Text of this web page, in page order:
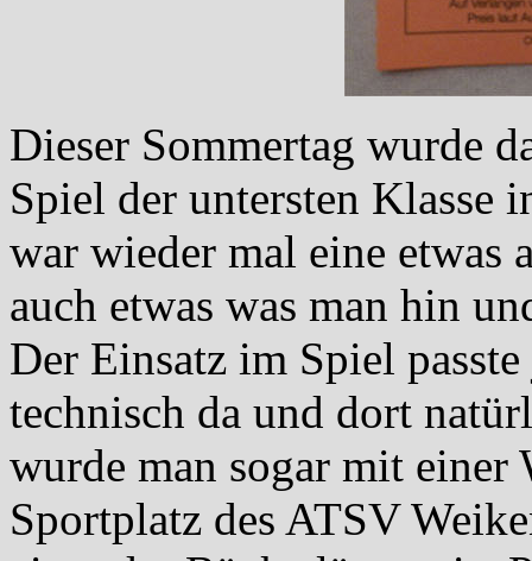
Dieser Sommertag wurde
Spiel der untersten Klasse
war wieder mal eine etwas
auch etwas was man hin
Der Einsatz im Spiel
technisch da und dort
wurde man sogar mit
Sportplatz des ATSV